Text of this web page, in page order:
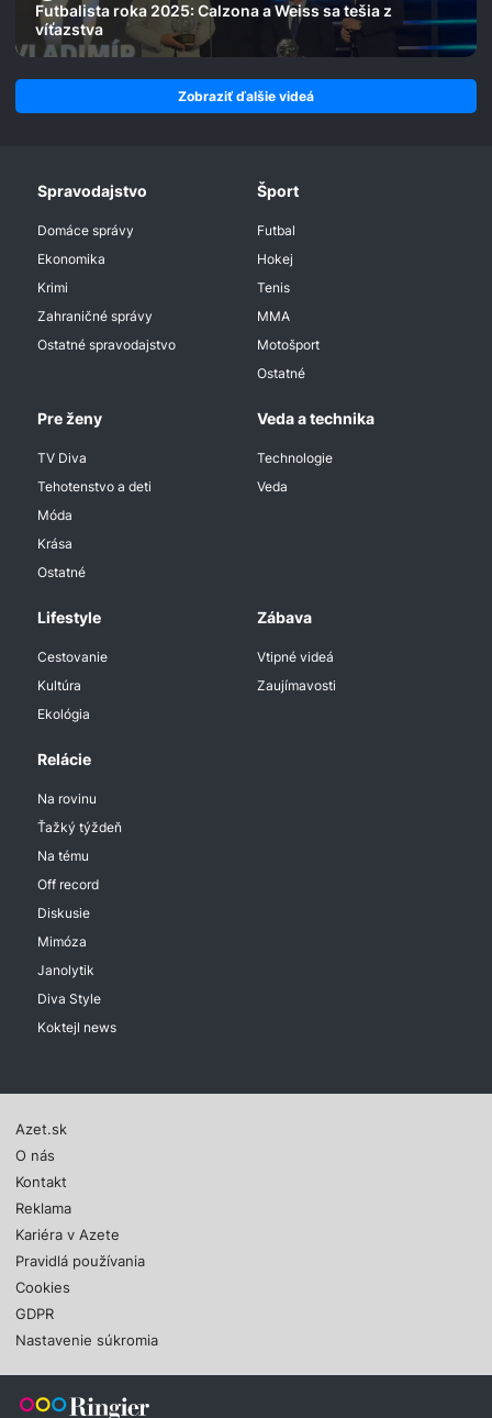
Futbalista roka 2025: Calzona a Weiss sa tešia z
víťazstva
Zobraziť ďalšie videá
Spravodajstvo
Domáce správy
Ekonomika
Krimi
Zahraničné správy
Ostatné spravodajstvo
Šport
Futbal
Hokej
Tenis
MMA
Motošport
Ostatné
Pre ženy
TV Diva
Tehotenstvo a deti
Móda
Krása
Ostatné
Veda a technika
Technologie
Veda
Lifestyle
Cestovanie
Kultúra
Ekológia
Zábava
Vtipné videá
Zaujímavosti
Relácie
Na rovinu
Ťažký týždeň
Na tému
Off record
Diskusie
Mimóza
Janolytik
Diva Style
Koktejl news
Azet.sk
O nás
Kontakt
Reklama
Kariéra v Azete
Pravidlá používania
Cookies
GDPR
Nastavenie súkromia